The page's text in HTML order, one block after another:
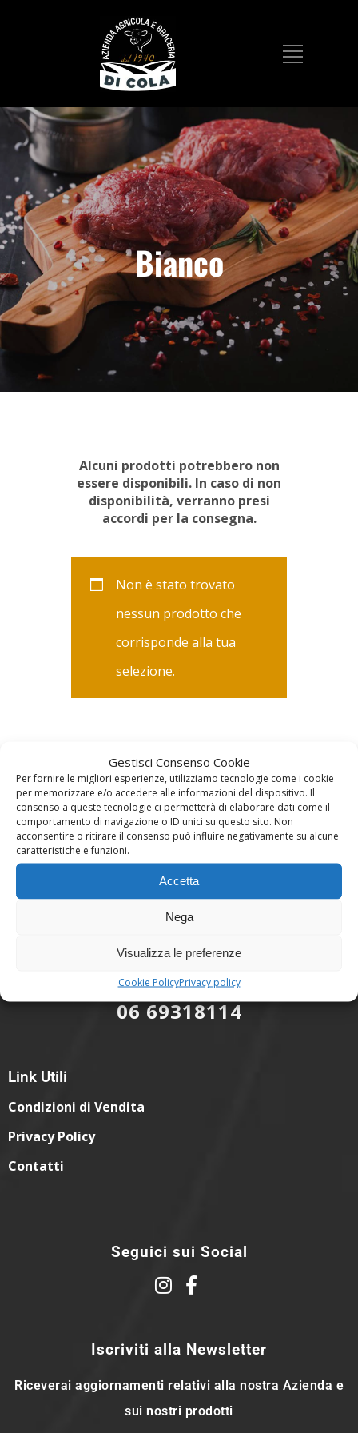
Gestisci Consenso Cookie
Per fornire le migliori esperienze, utilizziamo tecnologie come i cookie
per memorizzare e/o accedere alle informazioni del dispositivo. Il
consenso a queste tecnologie ci permetterà di elaborare dati come il
comportamento di navigazione o ID unici su questo sito. Non
acconsentire o ritirare il consenso può influire negativamente su alcune
caratteristiche e funzioni.
Accetta
Nega
Visualizza le preferenze
Cookie PolicyPrivacy policy
Bianco
Alcuni prodotti potrebbero non
essere disponibili. In caso di non
disponibilità, verranno presi
accordi per la consegna.
Non è stato trovato
nessun prodotto che
corrisponde alla tua
selezione.
Dove Siamo
Via di Casal Selce 491 - 00166 - Roma
info@aziendaagricoladicola.it
Cell:+39 351.3634565
06 69318114
Link Utili
Condizioni di Vendita
Privacy Policy
Contatti
Seguici sui Social
Iscriviti alla Newsletter
Riceverai aggiornamenti relativi alla nostra Azienda e
sui nostri prodotti